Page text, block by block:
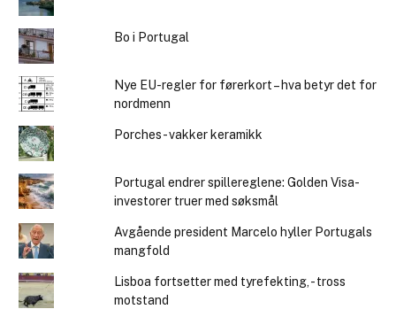
Bo i Portugal
Nye EU-regler for førerkort – hva betyr det for
nordmenn
Porches - vakker keramikk
Portugal endrer spillereglene: Golden Visa-
investorer truer med søksmål
Avgående president Marcelo hyller Portugals
mangfold
Lisboa fortsetter med tyrefekting, - tross
motstand